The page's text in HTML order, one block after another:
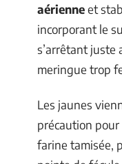
aérienneet
incorporant le
s’arrêtant juste
meringue trop
Les jaunes
précaution
farine tamisée,